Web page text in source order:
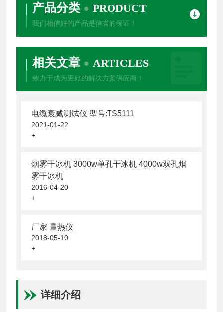
产品分类 PRODUCT
我们相信好的产品是信誉的保证！
相关文章 ARTICLES
致力于成为更好的解决方案供应商！
电缆衰减测试仪 型号:TS5111
2021-01-22
+
烟雾干冰机 3000w单孔干冰机 4000w双孔烟
雾干冰机
2016-04-20
+
厂家 量热仪
2018-05-10
+
详细介绍